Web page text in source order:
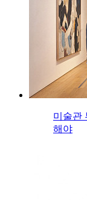
미술관
해야